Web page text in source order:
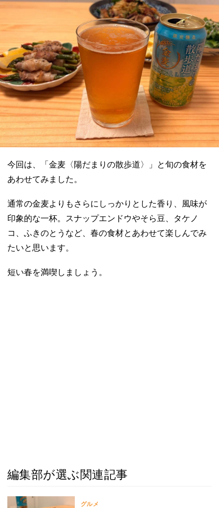
今回は、「金麦〈陽だまりの散歩道〉」と旬の食材を
あわせてみました。
通常の金麦よりもさらにしっかりとした香り、風味が
印象的な一杯。スナップエンドウやそら豆、タケノ
コ、ふきのとうなど、春の食材とあわせて楽しんでみ
たいと思います。
短い春を満喫しましょう。
編集部が選ぶ関連記事
グルメ